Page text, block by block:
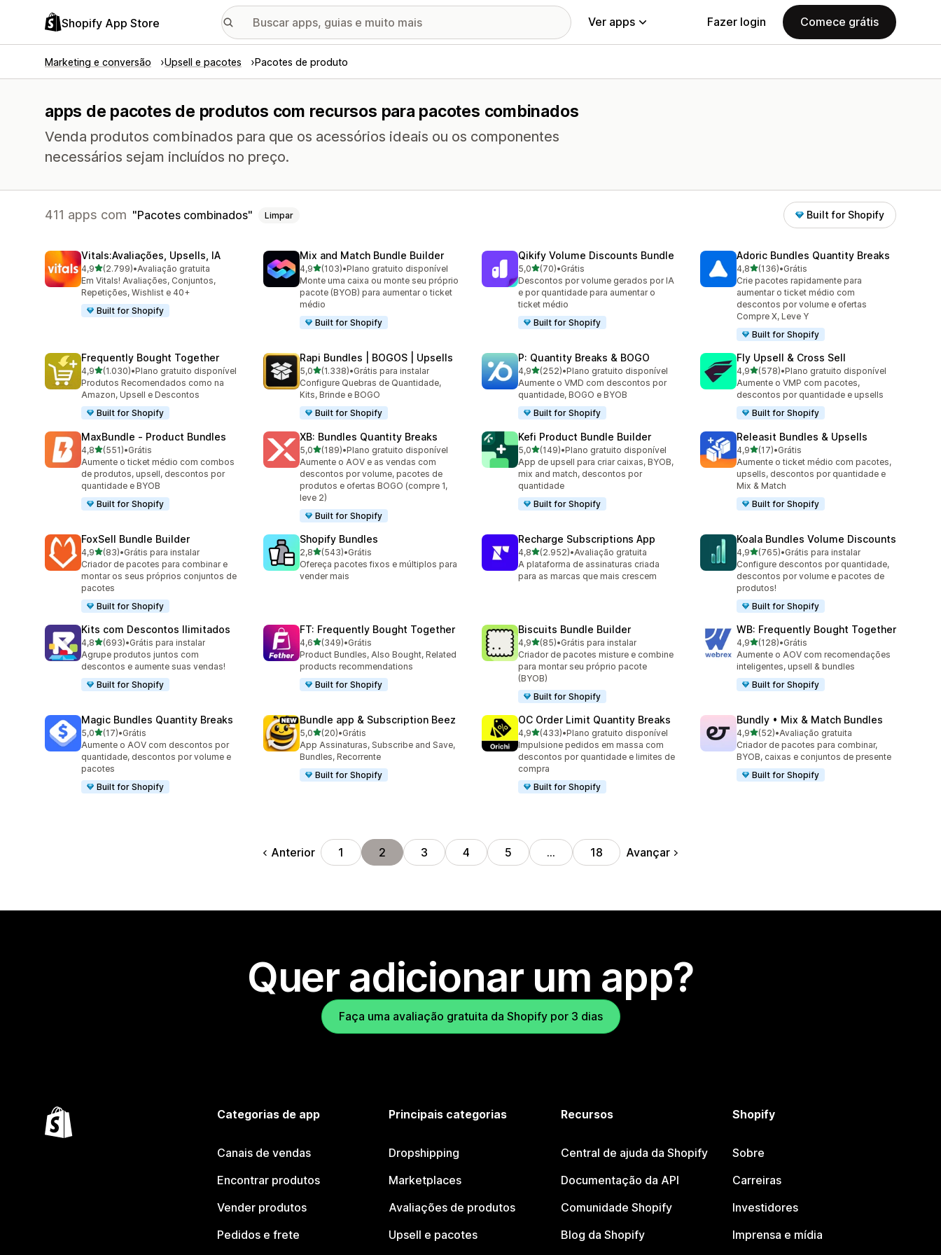
Shopify App Store Ver apps Fazer login Comece grátis
Marketing e conversão Upsell e pacotes Pacotes de produto
apps de pacotes de produtos com recursos para pacotes combinados
Venda produtos combinados para que os acessórios ideais ou os componentes
necessários sejam incluídos no preço.
411 apps com Pacotes combinados Limpar Built for Shopify
Vitals:Avaliações, Upsells, IA
4,9de 5 estrelas
(2.799)
2799 avaliações ao todo
•Avaliação gratuita
Em Vitals! Avaliações, Conjuntos,
Repetições, Wishlist e 40+
Built for Shopify
Mix and Match Bundle Builder
4,9de 5 estrelas
(103)
103 avaliações ao todo
•Plano gratuito disponível
Monte uma caixa ou monte seu próprio
pacote (BYOB) para aumentar o ticket
médio
Built for Shopify
Qikify Volume Discounts Bundle
5,0de 5 estrelas
(70)
70 avaliações ao todo
•Grátis
Descontos por volume gerados por IA
e por quantidade para aumentar o
ticket médio
Built for Shopify
Adoric Bundles Quantity Breaks
4,8de 5 estrelas
(136)
136 avaliações ao todo
•Grátis
Crie pacotes rapidamente para
aumentar o ticket médio com
descontos por volume e ofertas
Compre X, Leve Y
Built for Shopify
Frequently Bought Together
4,9de 5 estrelas
(1.030)
1030 avaliações ao todo
•Plano gratuito disponível
Produtos Recomendados como na
Amazon, Upsell e Descontos
Built for Shopify
Rapi Bundles | BOGOS | Upsells
5,0de 5 estrelas
(1.338)
1338 avaliações ao todo
•Grátis para instalar
Configure Quebras de Quantidade,
Kits, Brinde e BOGO
Built for Shopify
P: Quantity Breaks & BOGO
4,9de 5 estrelas
(252)
252 avaliações ao todo
•Plano gratuito disponível
Aumente o VMD com descontos por
quantidade, BOGO e BYOB
Built for Shopify
Fly Upsell & Cross Sell
4,9de 5 estrelas
(578)
578 avaliações ao todo
•Plano gratuito disponível
Aumente o VMP com pacotes,
descontos por quantidade e upsells
Built for Shopify
MaxBundle ‑ Product Bundles
4,8de 5 estrelas
(551)
551 avaliações ao todo
•Grátis
Aumente o ticket médio com combos
de produtos, upsell, descontos por
quantidade e BYOB
Built for Shopify
XB: Bundles Quantity Breaks
5,0de 5 estrelas
(189)
189 avaliações ao todo
•Plano gratuito disponível
Aumente o AOV e as vendas com
descontos por volume, pacotes de
produtos e ofertas BOGO (compre 1,
leve 2)
Built for Shopify
Kefi Product Bundle Builder
5,0de 5 estrelas
(149)
149 avaliações ao todo
•Plano gratuito disponível
App de upsell para criar caixas, BYOB,
mix and match, descontos por
quantidade
Built for Shopify
Releasit Bundles & Upsells
4,9de 5 estrelas
(17)
17 avaliações ao todo
•Grátis
Aumente o ticket médio com pacotes,
upsells, descontos por quantidade e
Mix & Match
Built for Shopify
FoxSell Bundle Builder
4,9de 5 estrelas
(83)
83 avaliações ao todo
•Grátis para instalar
Criador de pacotes para combinar e
montar os seus próprios conjuntos de
pacotes
Built for Shopify
Shopify Bundles
2,8de 5 estrelas
(543)
543 avaliações ao todo
•Grátis
Ofereça pacotes fixos e múltiplos para
vender mais
Recharge Subscriptions App
4,8de 5 estrelas
(2.952)
2952 avaliações ao todo
•Avaliação gratuita
A plataforma de assinaturas criada
para as marcas que mais crescem
Koala Bundles Volume Discounts
4,9de 5 estrelas
(765)
765 avaliações ao todo
•Grátis para instalar
Configure descontos por quantidade,
descontos por volume e pacotes de
produtos!
Built for Shopify
Kits com Descontos Ilimitados
4,8de 5 estrelas
(693)
693 avaliações ao todo
•Grátis para instalar
Agrupe produtos juntos com
descontos e aumente suas vendas!
Built for Shopify
FT: Frequently Bought Together
4,6de 5 estrelas
(349)
349 avaliações ao todo
•Grátis
Product Bundles, Also Bought, Related
products recommendations
Built for Shopify
Biscuits Bundle Builder
4,9de 5 estrelas
(85)
85 avaliações ao todo
•Grátis para instalar
Criador de pacotes misture e combine
para montar seu próprio pacote
(BYOB)
Built for Shopify
WB: Frequently Bought Together
4,9de 5 estrelas
(128)
128 avaliações ao todo
•Grátis
Aumente o AOV com recomendações
inteligentes, upsell & bundles
Built for Shopify
Magic Bundles Quantity Breaks
5,0de 5 estrelas
(17)
17 avaliações ao todo
•Grátis
Aumente o AOV com descontos por
quantidade, descontos por volume e
pacotes
Built for Shopify
Bundle app & Subscription Beez
5,0de 5 estrelas
(20)
20 avaliações ao todo
•Grátis
App Assinaturas, Subscribe and Save,
Bundles, Recorrente
Built for Shopify
OC Order Limit Quantity Breaks
4,9de 5 estrelas
(433)
433 avaliações ao todo
•Plano gratuito disponível
Impulsione pedidos em massa com
descontos por quantidade e limites de
compra
Built for Shopify
Bundly • Mix & Match Bundles
4,9de 5 estrelas
(52)
52 avaliações ao todo
•Avaliação gratuita
Criador de pacotes para combinar,
BYOB, caixas e conjuntos de presente
Built for Shopify
Anterior 1 2 3 4 5 … 18 Avançar
Quer adicionar um app?
Faça uma avaliação gratuita da Shopify por 3 dias
Categorias de app
Canais de vendas
Encontrar produtos
Vender produtos
Pedidos e frete
Principais categorias
Dropshipping
Marketplaces
Avaliações de produtos
Upsell e pacotes
Recursos
Central de ajuda da Shopify
Documentação da API
Comunidade Shopify
Blog da Shopify
Shopify
Sobre
Carreiras
Investidores
Imprensa e mídia